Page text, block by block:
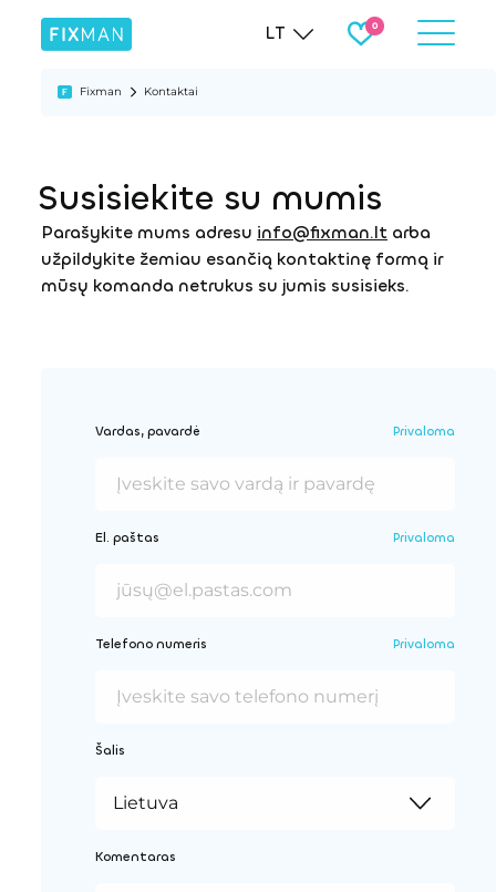
LT
Fixman Kontaktai
Susisiekite su mumis
Parašykite mums adresu info@fixman.lt arba
užpildykite žemiau esančią kontaktinę formą ir
mūsų komanda netrukus su jumis susisieks.
Vardas, pavardė Privaloma
El. paštas Privaloma
Telefono numeris Privaloma
Šalis
Komentaras